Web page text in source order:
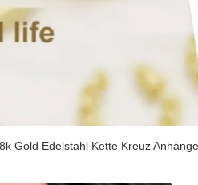
Gold Edelstahl Kette Kreuz